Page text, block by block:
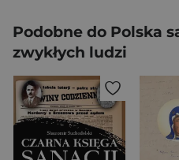
Podobne do Polska
zwykłych ludzi